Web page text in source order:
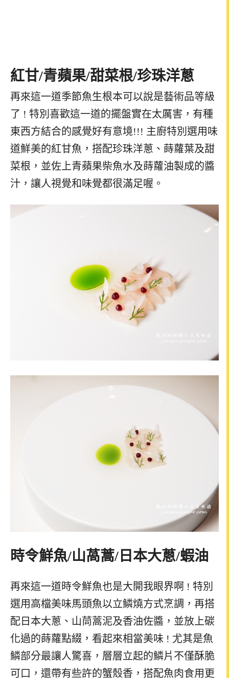
紅甘/青蘋果/甜菜根/珍珠洋蔥
再來這一道季節魚生根本可以說是藝術品等級
了 ! 特別喜歡這一道的擺盤實在太厲害，有種
東西方結合的感覺好有意境!!! 主廚特別選用味
道鮮美的紅甘魚，搭配珍珠洋蔥、蒔蘿葉及甜
菜根，並佐上青蘋果柴魚水及蒔蘿油製成的醬
汁，讓人視覺和味覺都很滿足喔。
時令鮮魚/山萵蒿/ 日本大蔥/蝦油
再來這一道時令鮮魚也是大開我眼界啊 ! 特別
選用高檔美味馬頭魚以立鱗燒方式烹調，再搭
配日本大蔥、山茼蒿泥及香油佐醬，並放上碳
化過的蒔蘿點綴，看起來相當美味 ! 尤其是魚
鱗部分最讓人驚喜，層層立起的鱗片不僅酥脆
可口，還帶有些許的蟹殼香，搭配魚肉食用更